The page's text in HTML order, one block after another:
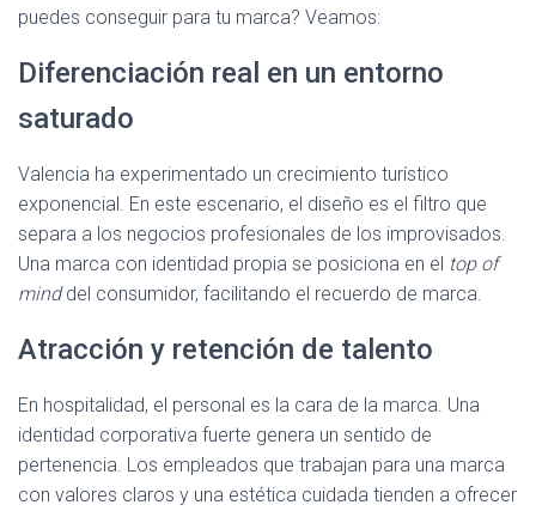
puedes conseguir para tu marca? Veamos:
Diferenciación real en un entorno
saturado
Valencia ha experimentado un crecimiento turístico
exponencial. En este escenario, el diseño es el filtro que
separa a los negocios profesionales de los improvisados.
Una marca con identidad propia se posiciona en el top of
minddel consumidor, facilitando el recuerdo de marca.
Atracción y retención de talento
En hospitalidad, el personal es la cara de la marca. Una
identidad corporativa fuerte genera un sentido de
pertenencia. Los empleados que trabajan para una marca
con valores claros y una estética cuidada tienden a ofrecer